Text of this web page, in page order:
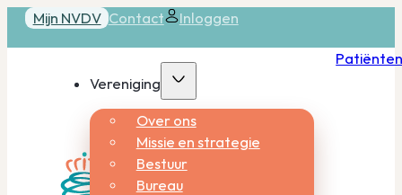
Mijn NVDV Contact Inloggen
Vereniging
Over ons
Missie en strategie
Bestuur
Bureau